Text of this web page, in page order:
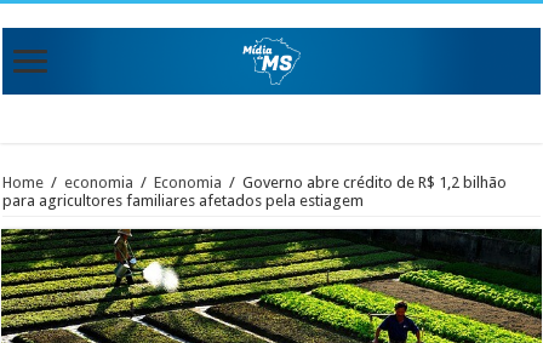
Home / economia / Economia / Governo abre crédito de R$ 1,2 bilhão
para agricultores familiares afetados pela estiagem